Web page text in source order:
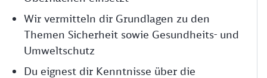
Wir vermitteln dir Grundlagen zu den
Themen Sicherheit sowie Gesundheits- und
Umweltschutz
Du eignest dir Kenntnisse über die